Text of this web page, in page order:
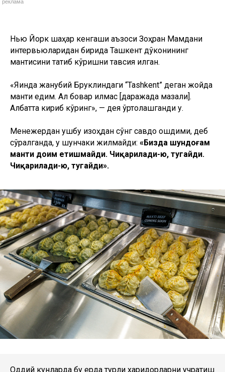
реклама
Нью Йорк шаҳар кенгаши аъзоси Зоҳран Мамдани
интервьюларидан бирида Ташкент дўконининг
мантисини татиб кўришни тавсия қилган.
«Яқинда жанубий Бруклиндаги “Tashkent” деган жойда
манти едим. Ақл бовар қилмас [даражада мазали].
Албатта кириб кўринг», — дея ўртоқлашганди у.
Менежердан ушбу изоҳдан сўнг савдо ошдими, деб
сўралганда, у шунчаки жилмайди: «Бизда шундоғам
манти доим етишмайди. Чиқарилади-ю, тугайди.
Чиқарилади-ю, тугайди».
Оддий кунларда бу ерда турли харидорларни учратиш